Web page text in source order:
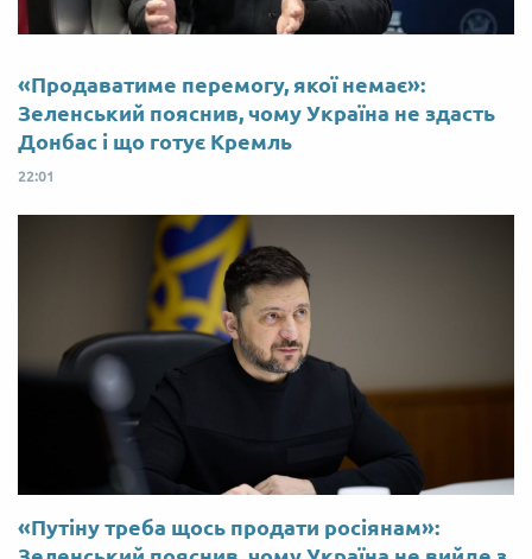
«Продаватиме перемогу, якої немає»:
Зеленський пояснив, чому Україна не здасть
Донбас і що готує Кремль
22:01
«Путіну треба щось продати росіянам»: